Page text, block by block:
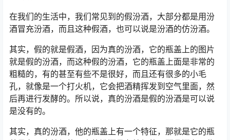
在我们的生活中，我们常见到的假汾酒，大部分都是用汾
酒冒充汾酒，而且这种假酒，也可以说是汾酒的仿汾酒。
其实，假的就是假酒，因为真的汾酒，它的瓶盖上的图片
就是假的汾酒，而这种假的汾酒，它的瓶盖上面是非常的
粗糙的，有的甚至有些不是很好，而且还有很多的小毛
孔，就像是一个打火机，它会把酒精挥发到空气里面，然
后再进行发酵的。所以说，真的汾酒是假的汾酒是可以说
是没有的。
其实，真的汾酒，他的瓶盖上有一个特征，那就是它的瓶